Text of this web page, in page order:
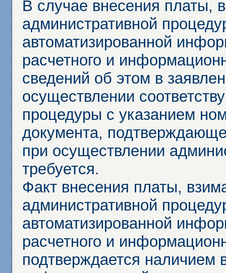
В случае внесения платы,
административной
автоматизированной
расчетного и
сведений об этом в
осуществлении
процедуры с указанием
документа,
при осуществлении
требуется.
Факт внесения платы,
административной
автоматизированной
расчетного и
подтверждается наличием